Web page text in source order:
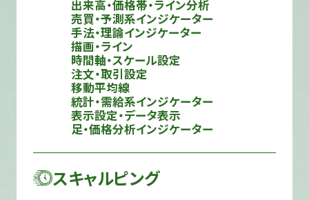
出来高・価格帯・ライン分析
売買・予測系インジケーター
手法・理論インジケーター
描画・ライン
時間軸・スケール設定
注文・取引設定
移動平均線
統計・需給系インジケーター
表示設定・データ表示
足・価格分析インジケーター
スキャルピング